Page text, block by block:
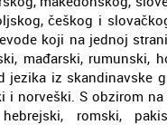
češkog i
koji na jednoj
mađarski, rumunski,
jezika iz skandinavske
i norveški. S obzirom
romski,